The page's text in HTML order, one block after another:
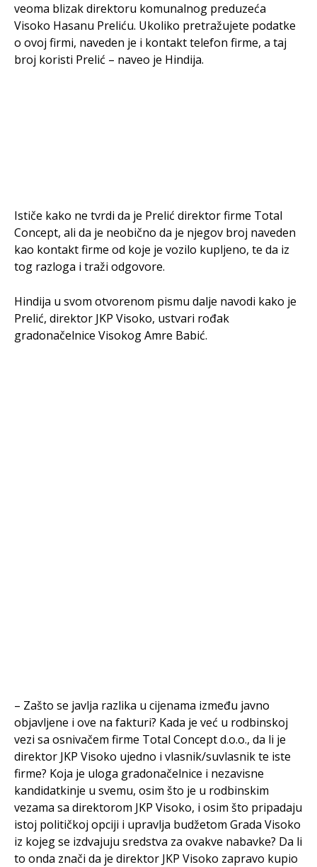
veoma blizak direktoru komunalnog preduzeća
Visoko Hasanu Preliću. Ukoliko pretražujete podatke
o ovoj firmi, naveden je i kontakt telefon firme, a taj
broj koristi Prelić – naveo je Hindija.
Ističe kako ne tvrdi da je Prelić direktor firme Total
Concept, ali da je neobično da je njegov broj naveden
kao kontakt firme od koje je vozilo kupljeno, te da iz
tog razloga i traži odgovore.
Hindija u svom otvorenom pismu dalje navodi kako je
Prelić, direktor JKP Visoko, ustvari rođak
gradonačelnice Visokog Amre Babić.
– Zašto se javlja razlika u cijenama između javno
objavljene i ove na fakturi? Kada je već u rodbinskoj
vezi sa osnivačem firme Total Concept d.o.o., da li je
direktor JKP Visoko ujedno i vlasnik/suvlasnik te iste
firme? Koja je uloga gradonačelnice i nezavisne
kandidatkinje u svemu, osim što je u rodbinskim
vezama sa direktorom JKP Visoko, i osim što pripadaju
istoj političkoj opciji i upravlja budžetom Grada Visoko
iz kojeg se izdvajuju sredstva za ovakve nabavke? Da li
to onda znači da je direktor JKP Visoko zapravo kupio